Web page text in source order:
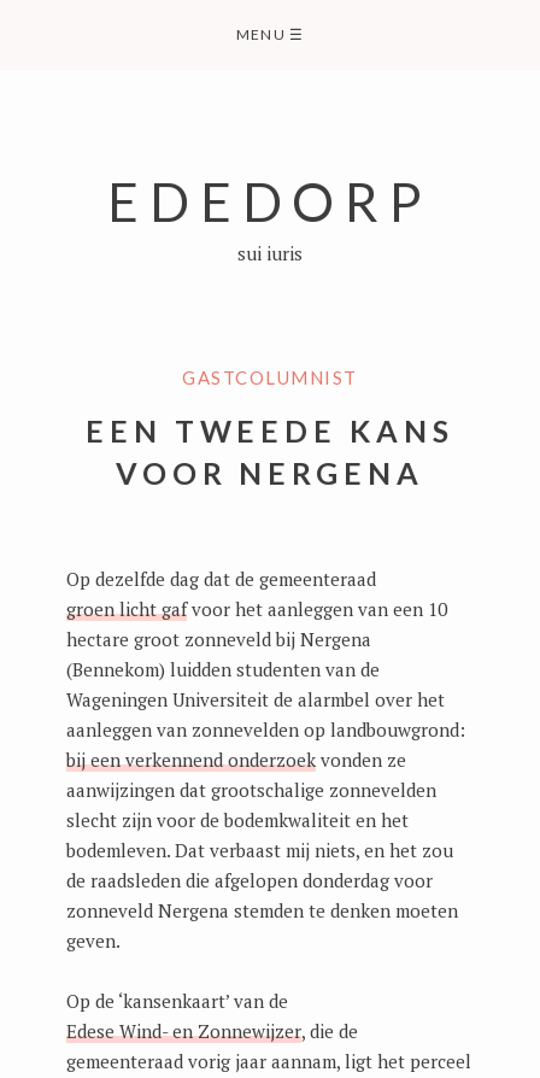
MENU ☰
EDEDORP
sui iuris
GASTCOLUMNIST
EEN TWEEDE KANS
VOOR NERGENA
Op dezelfde dag dat de gemeenteraad
groen licht gafvoor het aanleggen van een 10
hectare groot zonneveld bij Nergena
(Bennekom) luidden studenten van de
Wageningen Universiteit de alarmbel over het
aanleggen van zonnevelden op landbouwgrond:
bij een verkennend onderzoek vonden ze
aanwijzingen dat grootschalige zonnevelden
slecht zijn voor de bodemkwaliteit en het
bodemleven. Dat verbaast mij niets, en het zou
de raadsleden die afgelopen donderdag voor
zonneveld Nergena stemden te denken moeten
geven.
Op de ‘kansenkaart’ van de
Edese Wind- en Zonnewijzer, die de
gemeenteraad vorig jaar aannam, ligt het perceel